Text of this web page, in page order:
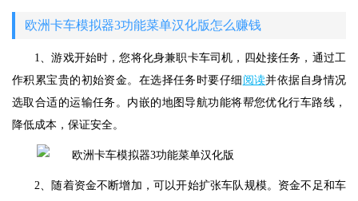
欧洲卡车模拟器3功能菜单汉化版怎么赚钱
1、游戏开始时，您将化身兼职卡车司机，四处接任务，通过工
作积累宝贵的初始资金。在选择任务时要仔细 阅读并依据自身情况
选取合适的运输任务。内嵌的地图导航功能将帮您优化行车路线，
降低成本，保证安全。
2、随着资金不断增加，可以开始扩张车队规模。资金不足和车